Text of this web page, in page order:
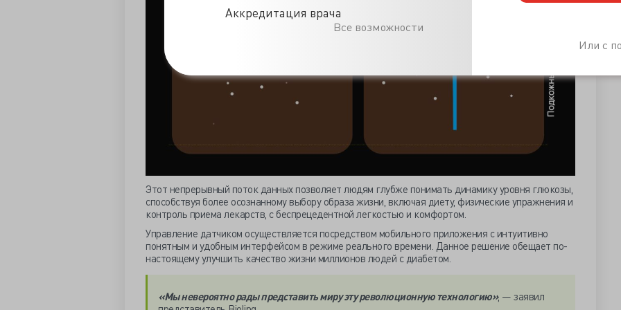
Аккредитация врача
Все возможности
Или с
Этот непрерывный поток данных позволяет людям глубже понимать динамику уровня глюкозы,
способствуя более осознанному выбору образа жизни, включая диету, физические упражнения и
контроль приема лекарств, с беспрецедентной легкостью и комфортом.
Управление датчиком осуществляется посредством мобильного приложения с интуитивно
понятным и удобным интерфейсом в режиме реального времени. Данное решение обещает по-
настоящему улучшить качество жизни миллионов людей с диабетом.
«Мы невероятно рады представить миру эту революционную технологию», — заявил